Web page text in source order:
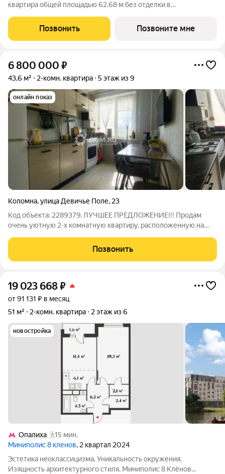
квартира общей площадью 62.68 м без отделки в
этажного дома. Квартира расположена в корпусе "Урал".
Проект МЫС это, прежде всего, идеальное место
Позвонить Позвоните мне
6 800 000 ₽
43,6 м² 2-комн. квартира 5 этаж из 9
онлайн показ
Коломна,улица Девичье Поле, 23
Код объекта: 2289379. ЛУЧШЕЕ ПРЕДЛОЖЕНИЕ!!! Продам
очень уютную 2-х комнатную квартиру, расположенную на
количество преимуществ: две большие изолированныеПозвонить
19 023 668₽
от 91 131 ₽ в месяц
51 м²
2-комн. квартира 2 этаж из 6
новостройка
Опалиха
15 мин.
Миниполис 8 кленов, 2 квартал 2024
Эстетика неоклассицизма. Уникальность окружения.
Изящность архитектурного стиля. Миниполис 8 Клёнов